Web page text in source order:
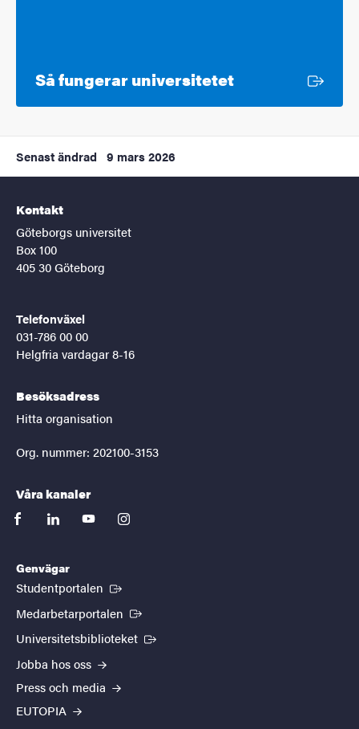
Så fungerar universitetetExtern länk
Senast ändrad 9 mars 2026
Kontakt
Göteborgs universitet
Box 100
405 30 Göteborg
Telefonväxel
031-786 00 00
Helgfria vardagar 8-16
Besöksadress
Hitta organisation
Org. nummer: 202100-3153
Våra kanaler
facebooklinkedinyoutubeinstagram
Genvägar
Studentportalen (Extern länk)
Medarbetarportalen (Extern länk)
Universitetsbiblioteket (Extern länk)
Jobba hos oss
Press och media
EUTOPIA